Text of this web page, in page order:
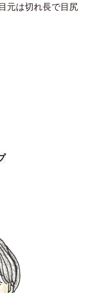
元は切れ長で目尻